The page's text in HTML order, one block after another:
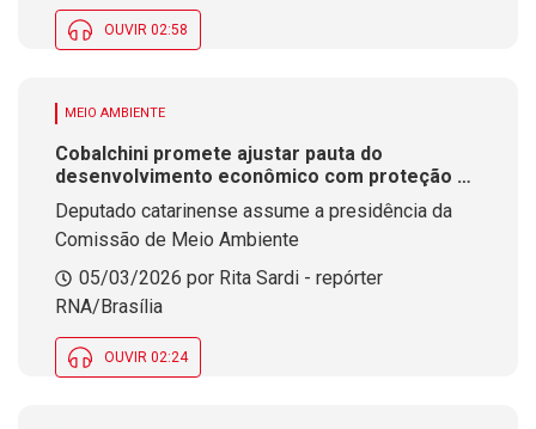
OUVIR 02:58
MEIO AMBIENTE
Cobalchini promete ajustar pauta do
desenvolvimento econômico com proteção ao
meio ambiente
Deputado catarinense assume a presidência da
Comissão de Meio Ambiente
05/03/2026 por Rita Sardi - repórter
RNA/Brasília
OUVIR 02:24